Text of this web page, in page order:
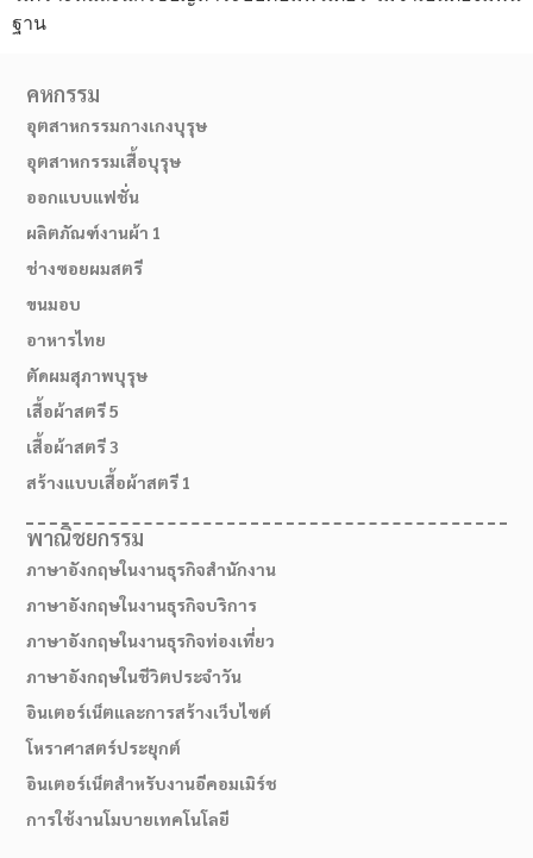
ฐาน
คหกรรม
อุตสาหกรรมกางเกงบุรุษ
อุตสาหกรรมเสื้อบุรุษ
ออกแบบแฟชั่น
ผลิตภัณฑ์งานผ้า 1
ช่างซอยผมสตรี
ขนมอบ
อาหารไทย
ตัดผมสุภาพบุรุษ
เสื้อผ้าสตรี 5
เสื้อผ้าสตรี 3
สร้างแบบเสื้อผ้าสตรี 1
พาณิชยกรรม
ภาษาอังกฤษในงานธุรกิจสำนักงาน
ภาษาอังกฤษในงานธุรกิจบริการ
ภาษาอังกฤษในงานธุรกิจท่องเที่ยว
ภาษาอังกฤษในชีวิตประจำวัน
อินเตอร์เน็ตและการสร้างเว็บไซต์
โหราศาสตร์ประยุกต์
อินเตอร์เน็ตสำหรับงานอีคอมเมิร์ช
การใช้งานโมบายเทคโนโลยี